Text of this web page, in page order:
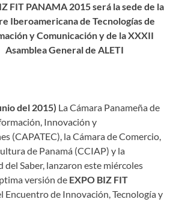
FIT PANAMA 2015 será la sede de la
Iberoamericana de Tecnologías de
y Comunicación y de la XXXII
Asamblea General de ALETI
del 2015) La Cámara Panameña de
Innovación y
(CAPATEC), la Cámara de Comercio,
de Panamá (CCIAP) y la
del Saber, lanzaron este miércoles
versión de EXPO BIZ FIT
Encuentro de Innovación, Tecnología y